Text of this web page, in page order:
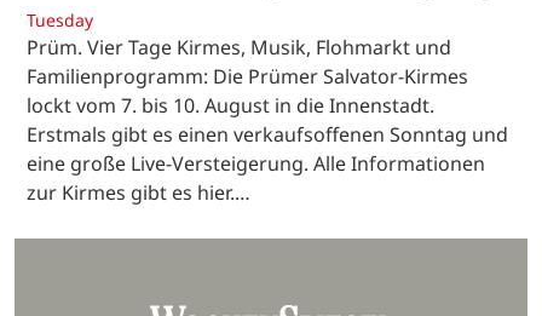
Tuesday
Prüm. Vier Tage Kirmes, Musik, Flohmarkt und
Familienprogramm: Die Prümer Salvator-Kirmes
lockt vom 7. bis 10. August in die Innenstadt.
Erstmals gibt es einen verkaufsoffenen Sonntag und
eine große Live-Versteigerung. Alle Informationen
zur Kirmes gibt es hier.…